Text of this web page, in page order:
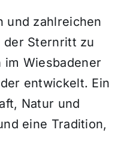
und zahlreichen
der Sternritt zu
im Wiesbadener
entwickelt. Ein
Natur und
eine Tradition,